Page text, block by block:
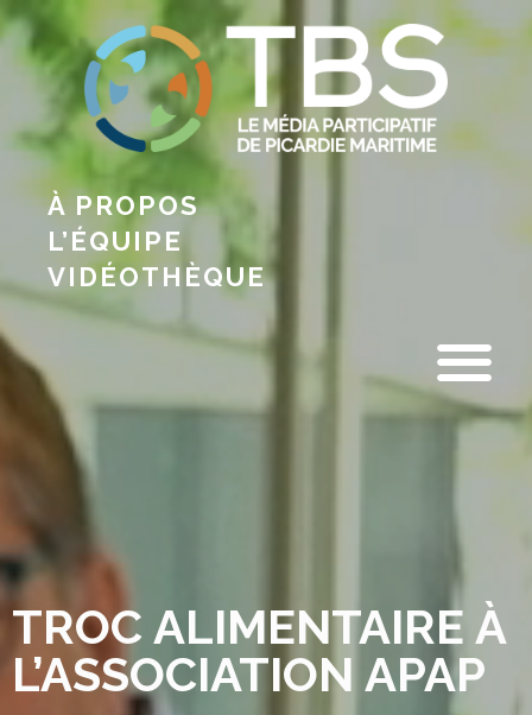
À PROPOS
L’ÉQUIPE
VIDÉOTHÈQUE
TROC ALIMENTAIRE À
L’ASSOCIATION APAP